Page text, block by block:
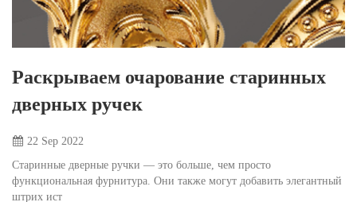
Раскрываем очарование старинных
дверных ручек
22 Sep 2022
Старинные дверные ручки — это больше, чем просто
функциональная фурнитура. Они также могут добавить элегантный
штрих ист